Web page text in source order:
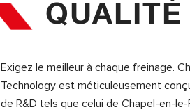
Exigez le meilleur à chaque freinage.
Technology est méticuleusement
de R&D tels que celui de Chapel-en-le-